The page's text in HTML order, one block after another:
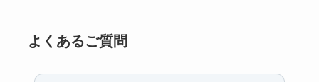
よくあるご質問